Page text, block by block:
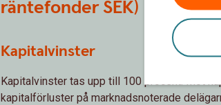
räntefonder SEK)
Kapitalvinster
Kapitalvinster tas upp till 100 procent. Mot
kapitalförluster på marknadsnoterade